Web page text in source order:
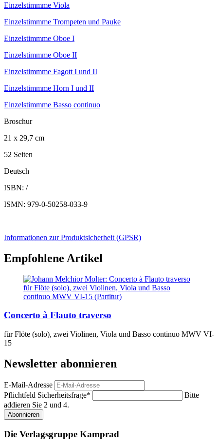
Einzelstimmme Viola
Einzelstimmme Trompeten und Pauke
Einzelstimmme Oboe I
Einzelstimmme Oboe II
Einzelstimmme Fagott I und II
Einzelstimmme Horn I und II
Einzelstimmme Basso continuo
Broschur
21 x 29,7 cm
52 Seiten
Deutsch
ISBN: /
ISMN: 979-0-50258-033-9
Informationen zur Produktsicherheit (GPSR)
Empfohlene Artikel
Concerto à Flauto traverso
für Flöte (solo), zwei Violinen, Viola und Basso continuo MWV VI-
15
Newsletter abonnieren
E-Mail-Adresse
Pflichtfeld Sicherheitsfrage*
Bitte
addieren Sie 2 und 4.
Abonnieren
Die Verlagsgruppe Kamprad